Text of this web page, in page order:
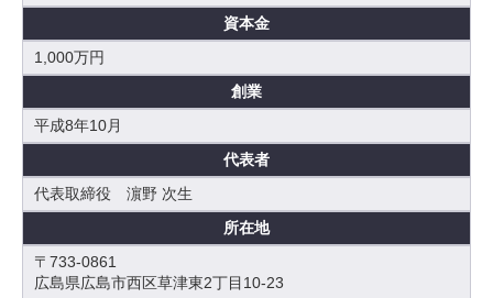
資本金
1,000万円
創業
平成8年10月
代表者
代表取締役 濵野 次生
所在地
〒733-0861
広島県広島市西区草津東2丁目10-23